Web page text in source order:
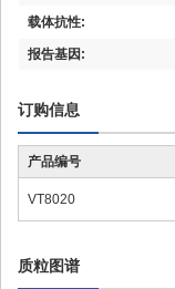
载体抗性:
报告基因:
订购信息
产品编号
VT8020
质粒图谱